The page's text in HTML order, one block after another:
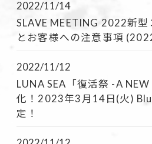
2022/11/14
SLAVE MEETING 2022新
とお客様への注意事項
2022/11/12
LUNA SEA「復活祭 -A
化！2023年3月14日(火)
定！